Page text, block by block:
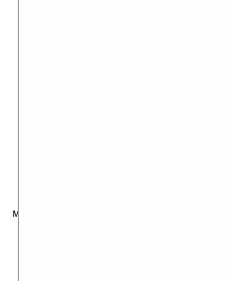
Стеклянная подложка в гибких
можно сворачивать в цилиндр диаметром